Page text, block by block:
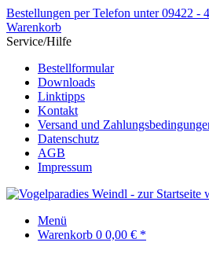
Bestellungen per Telefon unter 09422 -
Warenkorb
Service/Hilfe
Bestellformular
Downloads
Linktipps
Kontakt
Versand und
Datenschutz
AGB
Impressum
Menü
Warenkorb 0 0,00 € *